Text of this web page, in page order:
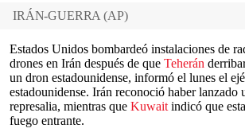
IRÁN-GUERRA (AP)
Estados Unidos bombardeó instalaciones de
drones en Irán después de que Teherán
un dron estadounidense, informó el lunes el
estadounidense. Irán reconoció haber lanzado
represalia, mientras que Kuwait indicó que
fuego entrante.